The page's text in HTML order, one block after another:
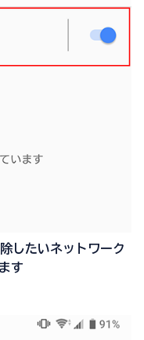
したいネットワーク
す